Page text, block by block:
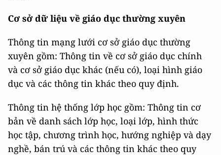
Cơ sở dữ liệu về giáo dục thường xuyên
Thông tin mạng lưới cơ sở giáo dục thường
xuyên gồm: Thông tin về cơ sở giáo dục chính
và cơ sở giáo dục khác (nếu có), loại hình giáo
dục và các thông tin khác theo quy định.
Thông tin hệ thống lớp học gồm: Thông tin cơ
bản về danh sách lớp học, loại lớp, hình thức
học tập, chương trình học, hướng nghiệp và dạy
nghề, bán trú và các thông tin khác theo quy